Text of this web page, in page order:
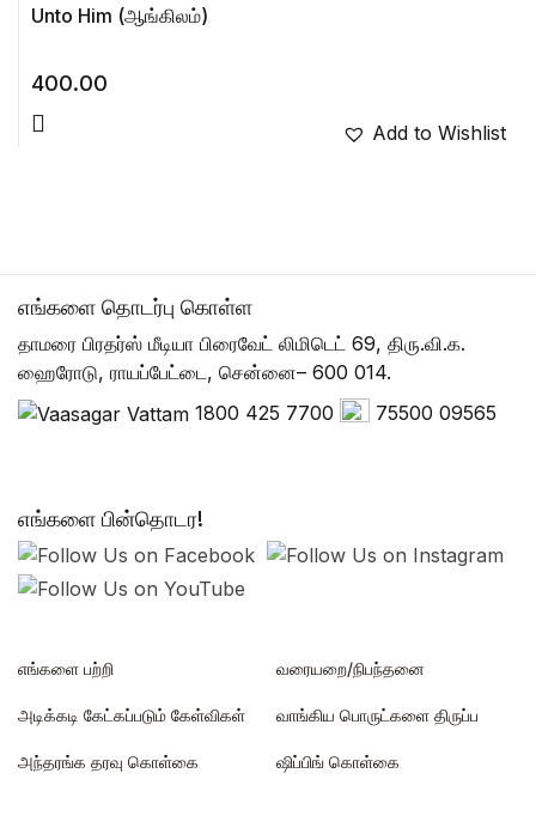
Unto Him (ஆங்கிலம்)
400.00
Add to Wishlist
எங்களை தொடர்பு கொள்ள
தாமரை பிரதர்ஸ் மீடியா பிரைவேட் லிமிடெட் 69, திரு.வி.க.
ஹைரோடு, ராயப்பேட்டை, சென்னை– 600 014.
1800 425 7700
75500 09565
எங்களை பின்தொடர!
எங்களை பற்றி
அடிக்கடி கேட்கப்படும் கேள்விகள்
அந்தரங்க தரவு கொள்கை
வரையறை/நிபந்தனை
வாங்கிய பொருட்களை திருப்ப
ஷிப்பிங் கொள்கை